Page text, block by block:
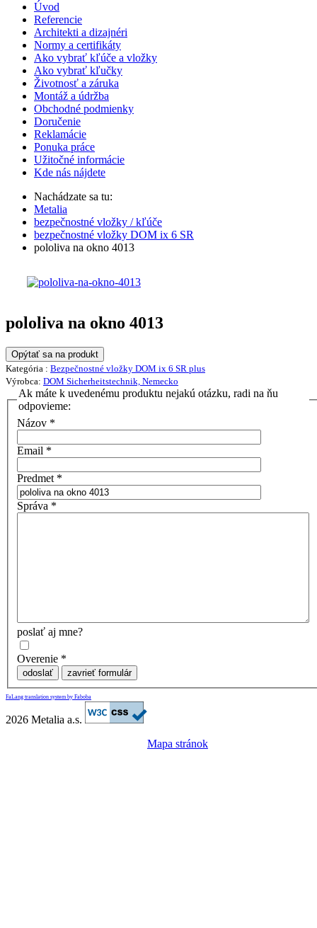
Úvod
Referencie
Architekti a dizajnéri
Normy a certifikáty
Ako vybrať kľúče a vložky
Ako vybrať kľučky
Životnosť a záruka
Montáž a údržba
Obchodné podmienky
Doručenie
Reklamácie
Ponuka práce
Užitočné informácie
Kde nás nájdete
Nachádzate sa tu:
Metalia
bezpečnostné vložky / kľúče
bezpečnostné vložky DOM ix 6 SR
pololiva na okno 4013
pololiva na okno 4013
Opýtať sa na produkt
Kategória : Bezpečnostné vložky DOM ix 6 SR plus
Výrobca: DOM Sicherheitstechnik, Nemecko
Ak máte k uvedenému produktu nejakú otázku, radi na ňu
odpovieme:
Názov *
Email *
Predmet *
Správa *
poslať aj mne?
Overenie *
odoslať zavrieť formulár
FaLang translation system by Faboba
2026 Metalia a.s.
Mapa stránok